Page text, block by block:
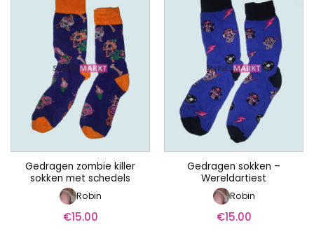
Gedragen zombie killer
sokken met schedels
Robin
€15.00
Gedragen sokken –
Wereldartiest
Robin
€15.00